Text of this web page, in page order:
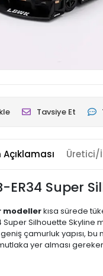
Tavsiye Et
Açıklaması Üretici/
ER34 Super
modellerkısa sürede
Super Silhouette
çamurluk yapısı,
yer alması